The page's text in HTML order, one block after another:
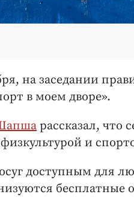
на заседании
в моем дворе».
рассказал, что
и
доступным для